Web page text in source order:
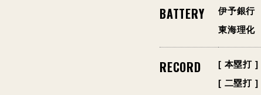
BATTERY 伊予銀行
東海理化
RECORD [ 本塁打 ]
[ 二塁打 ]